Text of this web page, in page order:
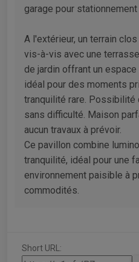
garage pour stationnement
A l'extérieur, un terrain
vis-à-vis avec une
de jardin offrant un
idéal pour des moments
tranquilité rare. Possibilité
sans difficulté. Maison
aucun travaux à prévoir.
Ce pavillon combine
tranquilité, idéal pour une
environnement paisible à
commodités.
Short URL: